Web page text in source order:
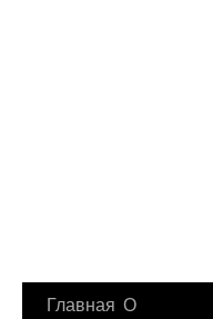
Главная О